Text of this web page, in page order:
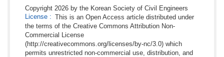
Copyright 2026 by the Korean Society of Civil Engineers
License : This is an Open Access article distributed under
the terms of the Creative Commons Attribution Non-
Commercial License
(http://creativecommons.org/licenses/by-nc/3.0) which
permits unrestricted non-commercial use, distribution, and